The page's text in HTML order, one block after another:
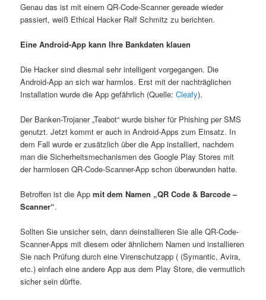
Genau das ist mit einem QR-Code-Scanner gereade wieder
passiert, weiß Ethical Hacker Ralf Schmitz zu berichten.
EineAndroid-App kann Ihre Bankdaten klauen
Die Hacker sind diesmal sehr intelligent vorgegangen. Die
Android-App an sich war harmlos. Erst mit der nachträglichen
Installation wurde die App gefährlich (Quelle:Cleafy).
Der Banken-Trojaner „Teabot“ wurde bisher für Phishing per SMS
genutzt. Jetzt kommt er auch in Android-Apps zum Einsatz. In
dem Fall wurde er zusätzlich über die App installiert, nachdem
man die Sicherheitsmechanismen des Google Play Stores mit
der harmlosen QR-Code-Scanner-App schon überwunden hatte.
Betroffen ist die Appmit dem Namen „QR Code & Barcode –
Scanner“.
Sollten Sie unsicher sein, dann deinstallieren Sie alle QR-Code-
Scanner-Apps mit diesem oder ähnlichem Namen und installieren
Sie nach Prüfung durch eine Virenschutzapp ( (Symantic, Avira,
etc.) einfach eine andere App aus dem Play Store, die vermutlich
sicher sein dürfte.